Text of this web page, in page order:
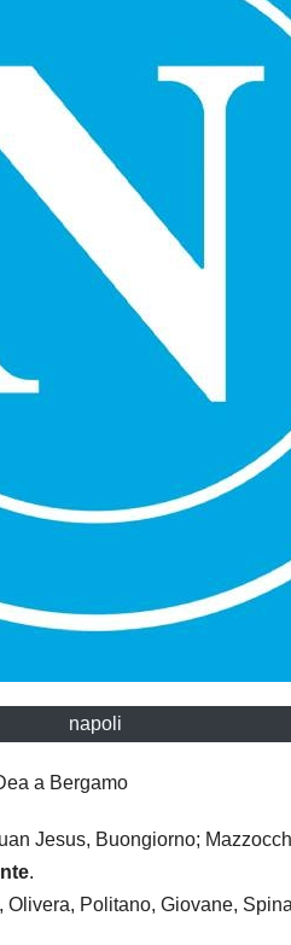
napoli
a Bergamo
Jesus, Buongiorno;
.
Olivera, Politano, Giovane,